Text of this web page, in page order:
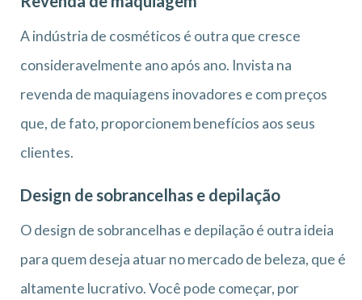
A indústria de cosméticos é outra que cresce
consideravelmente ano após ano. Invista na
revenda de maquiagens inovadores e com preços
que, de fato, proporcionem benefícios aos seus
clientes.
Design de sobrancelhas e depilação
O design de sobrancelhas e depilação é outra ideia
para quem deseja atuar no mercado de beleza, que é
altamente lucrativo. Você pode começar, por